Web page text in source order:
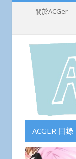
關於ACGer
ACGER 目錄